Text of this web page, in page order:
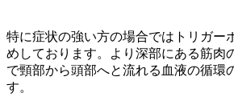
特に症状の強い方の場合ではトリガー
めしております。より深部にある筋肉
で頸部から頭部へと流れる血液の循環
す。